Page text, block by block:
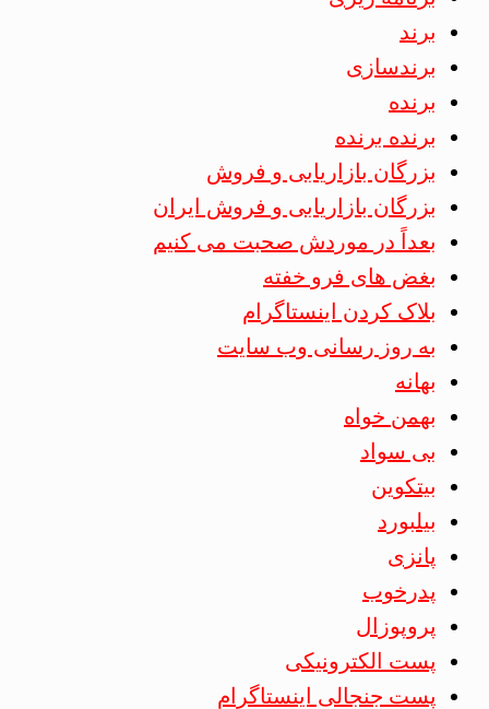
برند
برندسازی
برنده
برنده برنده
بزرگان بازاریابی و فروش
بزرگان بازاریابی و فروش ایران
بعداً در موردش صحبت می کنیم
بغض های فرو خفته
بلاک کردن اینستاگرام
به روز رسانی وب سایت
بهانه
بهمن خواه
بی سواد
بیتکوین
بیلبورد
پانزی
پدرخوب
پروپوزال
پست الکترونیکی
پست جنجالی اینستاگرام